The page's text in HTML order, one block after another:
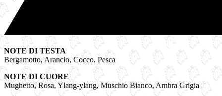
NOTE DI TESTA
Bergamotto, Arancio, Cocco, Pesca
NOTE DI CUORE
Mughetto, Rosa, Ylang-ylang, Muschio Bianco, Ambra Grigia